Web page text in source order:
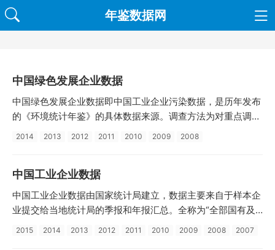
年鉴数据网
中国绿色发展企业数据
中国绿色发展企业数据即中国工业企业污染数据，是历年发布
的《环境统计年鉴》的具体数据来源。调查方法为对重点调查
工业企业逐个发表填报汇总。排污量占各地区排污总量85%以
2014 2013 2012 2011 2010 2009 2008
中国工业企业数据
中国工业企业数据由国家统计局建立，数据主要来自于样本企
业提交给当地统计局的季报和年报汇总。全称为“全部国有及
规模以上非国有工业企业数据库”，其样本范围为全部国有工
2015 2014 2013 2012 2011 2010 2009 2008 2007